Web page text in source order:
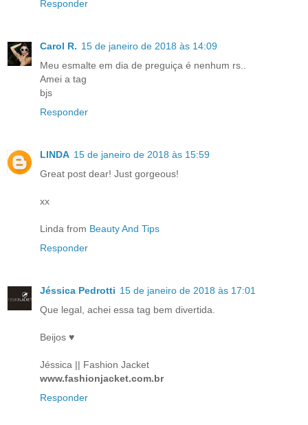
Responder
Carol R. 15 de janeiro de 2018 às 14:09
Meu esmalte em dia de preguiça é nenhum rs..
Amei a tag
bjs
Responder
LINDA 15 de janeiro de 2018 às 15:59
Great post dear! Just gorgeous!
xx
Linda from Beauty And Tips
Responder
Jéssica Pedrotti 15 de janeiro de 2018 às 17:01
Que legal, achei essa tag bem divertida.
Beijos ♥
Jéssica || Fashion Jacket
www.fashionjacket.com.br
Responder